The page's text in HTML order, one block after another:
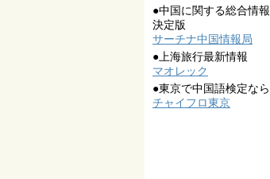
●中国に関する総合情報
決定版
サーチナ中国情報局
●上海旅行最新情報
マオレック
●東京で中国語検定なら
チャイフロ東京